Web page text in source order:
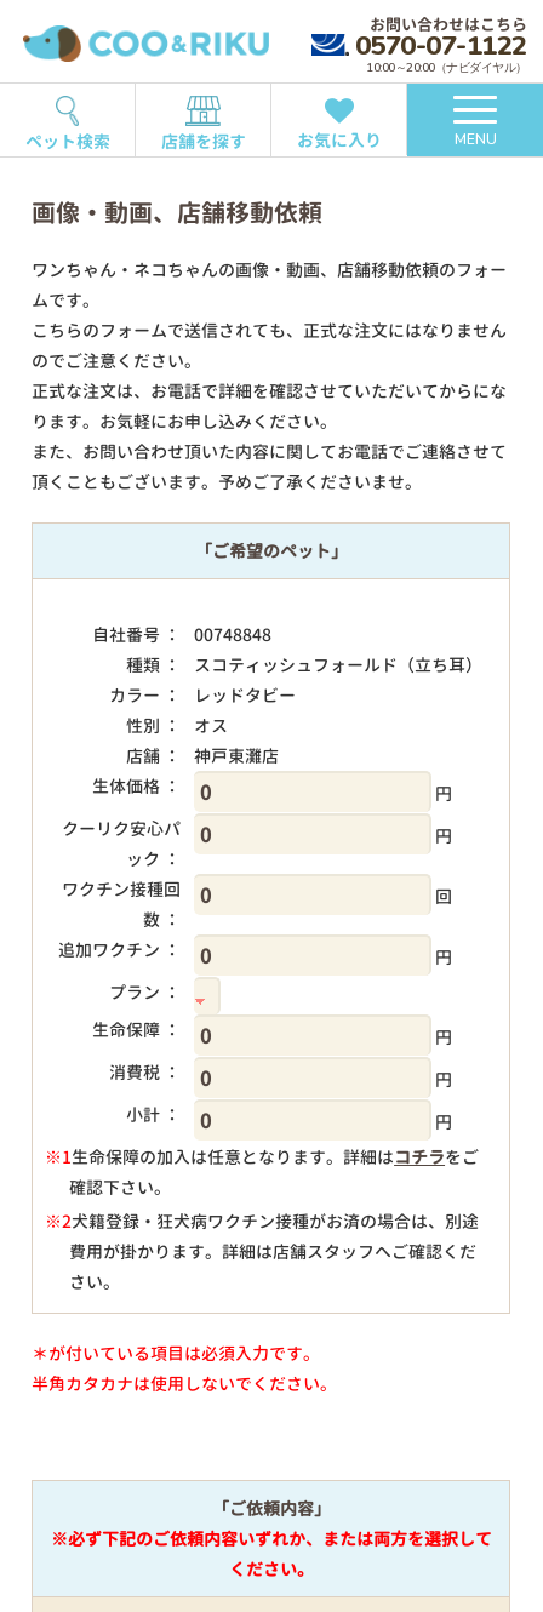
お問い合わせはこちら
0570-07-1122
10:00～20:00（ナビダイヤル）
ペット検索 店舗を探す お気に入り MENU
画像・動画、店舗移動依頼
ワンちゃん・ネコちゃんの画像・動画、店舗移動依頼のフォー
ムです。
こちらのフォームで送信されても、正式な注文にはなりません
のでご注意ください。
正式な注文は、お電話で詳細を確認させていただいてからにな
ります。お気軽にお申し込みください。
また、お問い合わせ頂いた内容に関してお電話でご連絡させて
頂くこともございます。予めご了承くださいませ。
「ご希望のペット」
自社番号 ：
00748848
種類 ：
スコティッシュフォールド（立ち耳）
カラー ：
レッドタビー
性別 ：
オス
店舗 ：
神戸東灘店
生体価格 ：
円
クーリク安心パ
ック ：
円
ワクチン接種回
数 ：
回
追加ワクチン ：
円
プラン ：
生命保障 ：
円
消費税 ：
円
小計 ：
円
※1生命保障の加入は任意となります。詳細はコチラをご
確認下さい。
※2犬籍登録・狂犬病ワクチン接種がお済の場合は、別途
費用が掛かります。詳細は店舗スタッフへご確認くだ
さい。
＊が付いている項目は必須入力です。
半角カタカナは使用しないでください。
「ご依頼内容」
※必ず下記のご依頼内容いずれか、または両方を選択して
ください。